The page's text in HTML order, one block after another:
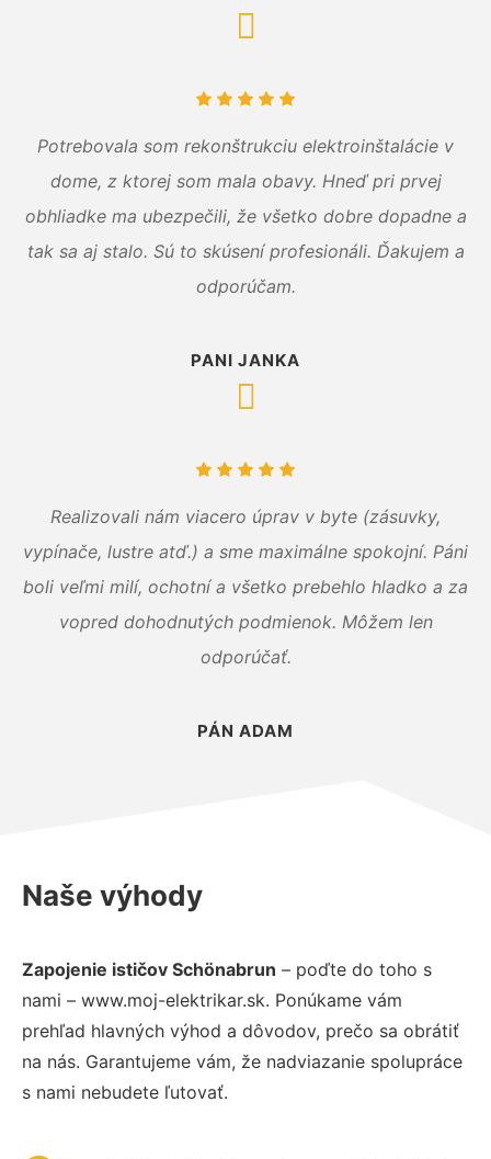
Potrebovala som rekonštrukciu elektroinštalácie v
dome, z ktorej som mala obavy. Hneď pri prvej
obhliadke ma ubezpečili, že všetko dobre dopadne a
tak sa aj stalo. Sú to skúsení profesionáli. Ďakujem a
odporúčam.
PANI JANKA
Realizovali nám viacero úprav v byte (zásuvky,
vypínače, lustre atď.) a sme maximálne spokojní. Páni
boli veľmi milí, ochotní a všetko prebehlo hladko a za
vopred dohodnutých podmienok. Môžem len
odporúčať.
PÁN ADAM
Naše výhody
Zapojenie ističov Schönabrun – poďte do toho s
nami – www.moj-elektrikar.sk. Ponúkame vám
prehľad hlavných výhod a dôvodov, prečo sa obrátiť
na nás. Garantujeme vám, že nadviazanie spolupráce
s nami nebudete ľutovať.